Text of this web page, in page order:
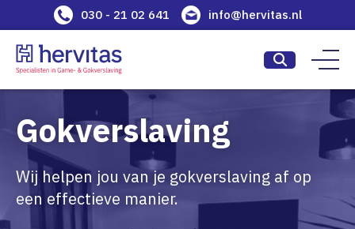
030 - 21 02 641 info@hervitas.nl
Gokverslaving
Wij helpen jou van je gokverslaving af op
een effectieve manier.